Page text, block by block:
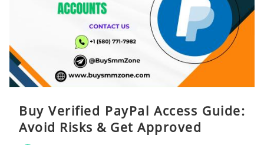
Buy Verified PayPal Access Guide:
Avoid Risks & Get Approved